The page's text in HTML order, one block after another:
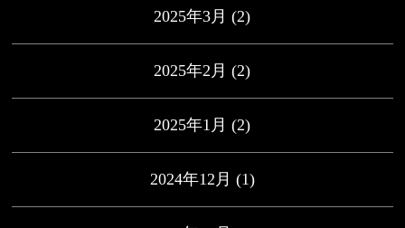
2025年3月 (2)
2025年2月 (2)
2025年1月 (2)
2024年12月 (1)